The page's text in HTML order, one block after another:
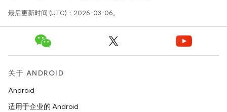
最后更新时间 (UTC)：2026-03-06。
关于 ANDROID
Android
适用于企业的 Android